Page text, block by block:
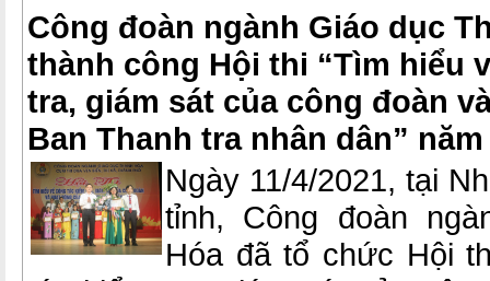
Công đoàn ngành Giáo dục
thành công Hội thi “Tìm hiểu
tra, giám sát của công đoàn
Ban Thanh tra nhân dân” năm
Ngày 11/4/2021, tại
tỉnh, Công đoàn
Hóa đã tổ chức Hội